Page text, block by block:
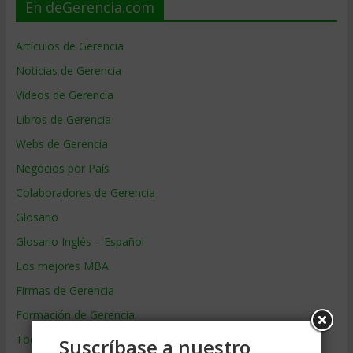
En deGerencia.com
Artículos de Gerencia
Noticias de Gerencia
Videos de Gerencia
Libros de Gerencia
Webs de Gerencia
Negocios por País
Colaboradores de Gerencia
Glosario
Glosario Inglés – Español
Los mejores MBA
Firmas de Gerencia
Formación de Gerencia
Todos los TemasSuscríbase a nuestro